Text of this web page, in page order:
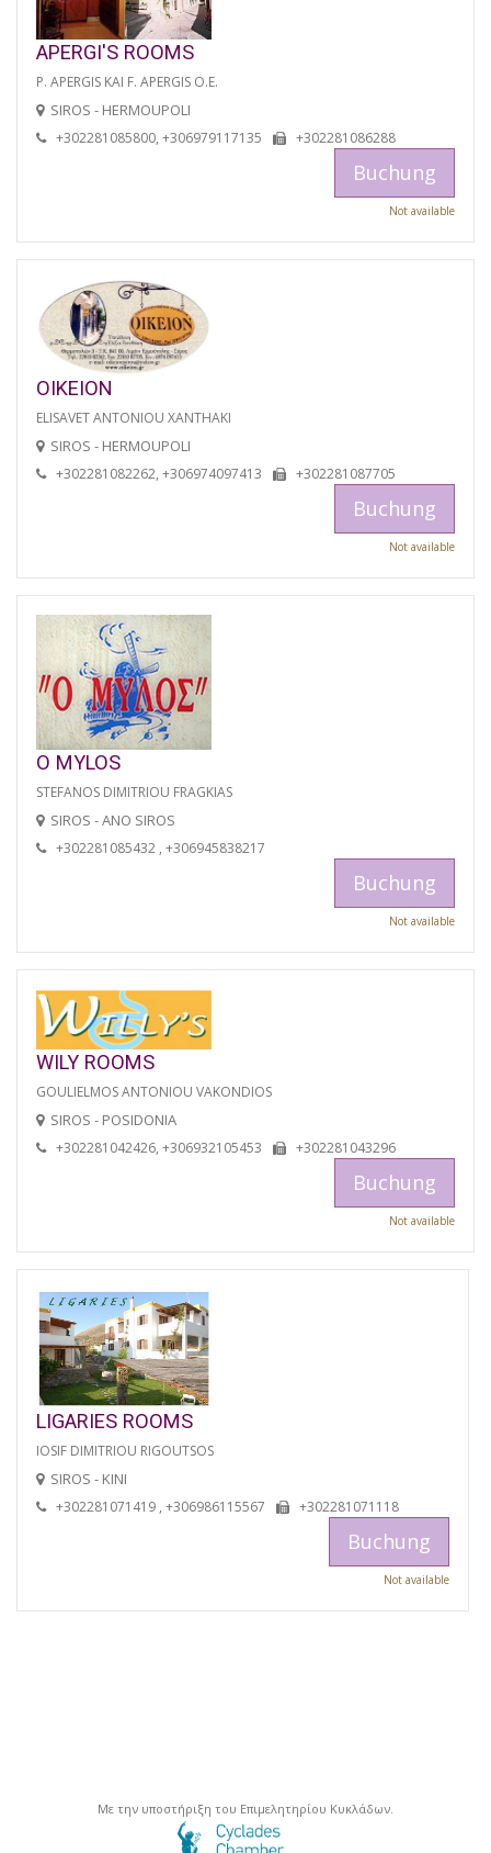
APERGI'S ROOMS
P. APERGIS KAI F. APERGIS O.E.
SIROS - HERMOUPOLI
+302281085800, +306979117135 +302281086288
Buchung
Not available
OIKEION
ELISAVET ANTONIOU XANTHAKI
SIROS - HERMOUPOLI
+302281082262, +306974097413 +302281087705
Buchung
Not available
O MYLOS
STEFANOS DIMITRIOU FRAGKIAS
SIROS - ANO SIROS
+302281085432 , +306945838217
Buchung
Not available
WILY ROOMS
GOULIELMOS ANTONIOU VAKONDIOS
SIROS - POSIDONIA
+302281042426, +306932105453 +302281043296
Buchung
Not available
LIGARIES ROOMS
IOSIF DIMITRIOU RIGOUTSOS
SIROS - KINI
+302281071419 , +306986115567 +302281071118
Buchung
Not available
Με την υποστήριξη του Επιμελητηρίου Κυκλάδων.